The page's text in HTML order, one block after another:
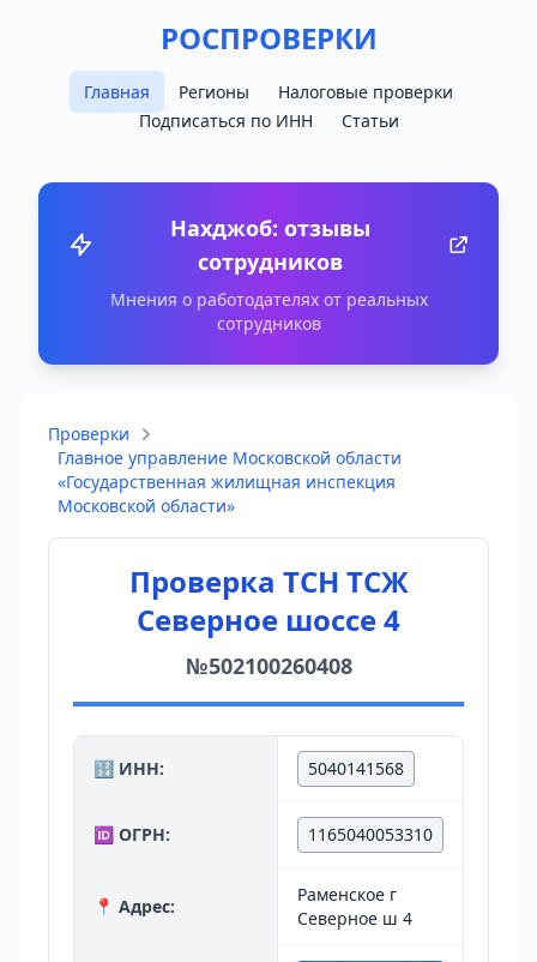
РОСПРОВЕРКИ
Главная Регионы
Налоговые проверки
Подписаться по ИНН
Статьи
Нахджоб: отзывы
сотрудников
Мнения о работодателях от реальных
сотрудников
Проверки
Главное управление Московской области
«Государственная жилищная инспекция
Московской области»
Проверка ТСН ТСЖ
Северное шоссе 4
№502100260408
🔢 ИНН: 5040141568
🆔 ОГРН: 1165040053310
📍 Адрес:
Раменское г
Северное ш 4